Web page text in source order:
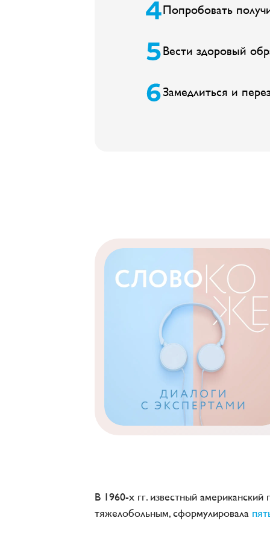
Попробовать
Вести здоровый
Замедлиться и
В 1960-х гг. известный
тяжелобольным, сформулировала